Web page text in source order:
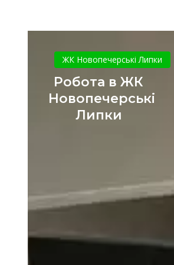
в
ЖК
Новопечерські
Липки
ЖК Новопечерські Липки
Робота в ЖК
Новопечерські
Липки